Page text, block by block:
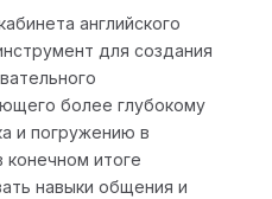
английского
для создания
более глубокому
и погружению в
конечном итоге
навыки общения и